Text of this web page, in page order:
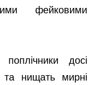
фейковими
досі
та нищать мирні